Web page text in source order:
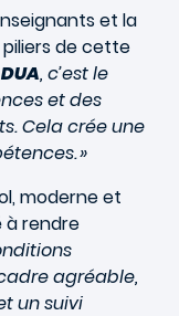
et la
de cette
, c’est le
et des
Cela crée une
»
moderne et
à rendre
agréable,
un suivi